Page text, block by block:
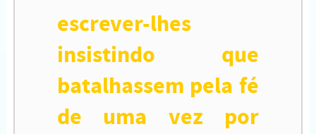
escrever-lhes
insistindo que
batalhassem pela fé
de uma vez por